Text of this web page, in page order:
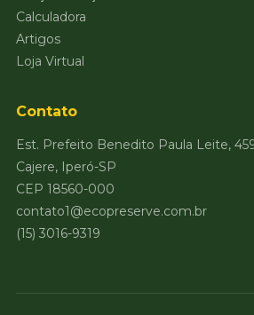
Calculadora
Artigos
Loja Virtual
Contato
Est. Prefeito Benedito Paula Leite,
Cajere, Iperó-SP
CEP 18560-000
contato1@ecopreserve.com.br
(15) 3016-9319